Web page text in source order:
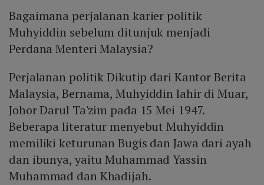
Bagaimana perjalanan karier politik
Muhyiddin sebelum ditunjuk menjadi
Perdana Menteri Malaysia?
Perjalanan politik Dikutip dari Kantor Berita
Malaysia, Bernama, Muhyiddin lahir di Muar,
Johor Darul Ta'zim pada 15 Mei 1947.
Beberapa literatur menyebut Muhyiddin
memiliki keturunan Bugis dan Jawa dari ayah
dan ibunya, yaitu Muhammad Yassin
Muhammad dan Khadijah.